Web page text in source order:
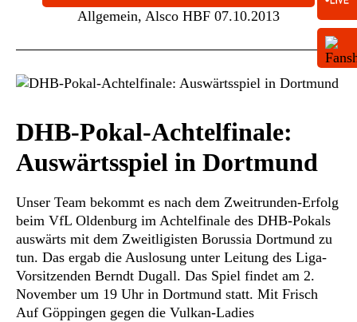
Allgemein, Alsco HBF 07.10.2013
DHB-Pokal-Achtelfinale:
Auswärtsspiel in Dortmund
Unser Team bekommt es nach dem Zweitrunden-Erfolg
beim VfL Oldenburg im Achtelfinale des DHB-Pokals
auswärts mit dem Zweitligisten Borussia Dortmund zu
tun. Das ergab die Auslosung unter Leitung des Liga-
Vorsitzenden Berndt Dugall. Das Spiel findet am 2.
November um 19 Uhr in Dortmund statt. Mit Frisch
Auf Göppingen gegen die Vulkan-Ladies